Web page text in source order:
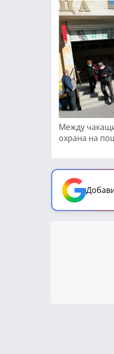
Между
охрана на